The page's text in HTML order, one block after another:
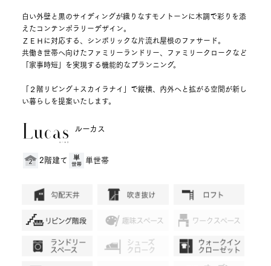
白い外壁と黒のサイディングが織りなすモノトーンに木調で彩りを添
えたコンテンポラリーデザイン。
ＺＥＨに対応する、シンボリックな片流れ屋根のファサード。
共働き世帯へ向けたファミリーランドリー、ファミリークロークなど
「家事時短」を実現する機能的なプランニング。
「２階リビング＋スカイラナイ」で縦横、内外へと拡がる空間が新し
い暮らしを提案いたします。
ルーカス
2階建て 単世帯